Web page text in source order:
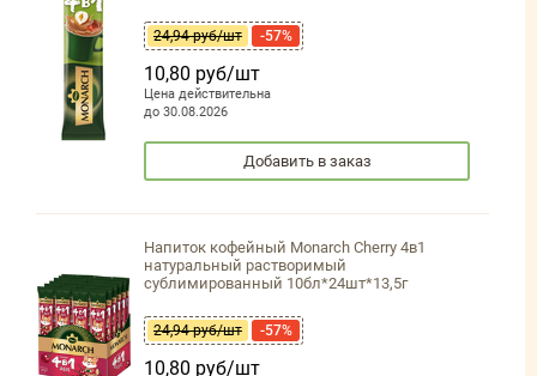
24,94 руб/шт -57%
10,80 руб/шт
Цена действительна
до 30.08.2026
Добавить в заказ
Напиток кофейный Monarch Cherry 4в1
натуральный растворимый
сублимированный 10бл*24шт*13,5г
24,94 руб/шт -57%
10,80 руб/шт